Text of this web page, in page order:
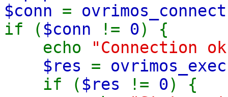
$conn = ovrimos_connect
if ( $conn != 0) {
echo
"Connection
$res = ovrimos_exec
if ( $res != 0) {